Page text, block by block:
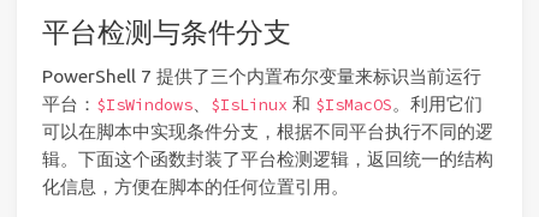
平台检测与条件分支
PowerShell 7 提供了三个内置布尔变量来标识当前运行
平台： $IsWindows $IsLinux 和 $IsMacOS。利用它们
可以在脚本中实现条件分支，根据不同平台执行不同的逻
辑。下面这个函数封装了平台检测逻辑，返回统一的结构
化信息，方便在脚本的任何位置引用。